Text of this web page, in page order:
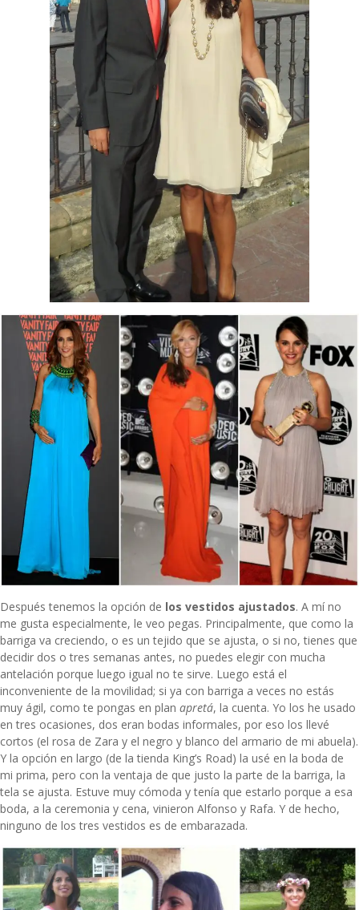
Después tenemos la opción de los vestidos ajustados. A mí no
me gusta especialmente, le veo pegas. Principalmente, que como la
barriga va creciendo, o es un tejido que se ajusta, o si no, tienes que
decidir dos o tres semanas antes, no puedes elegir con mucha
antelación porque luego igual no te sirve. Luego está el
inconveniente de la movilidad; si ya con barriga a veces no estás
muy ágil, como te pongas en plan apretá, la cuenta. Yo los he usado
en tres ocasiones, dos eran bodas informales, por eso los llevé
cortos (el rosa de Zara y el negro y blanco del armario de mi abuela).
Y la opción en largo (de la tienda King’s Road) la usé en la boda de
mi prima, pero con la ventaja de que justo la parte de la barriga, la
tela se ajusta. Estuve muy cómoda y tenía que estarlo porque a esa
boda, a la ceremonia y cena, vinieron Alfonso y Rafa. Y de hecho,
ninguno de los tres vestidos es de embarazada.